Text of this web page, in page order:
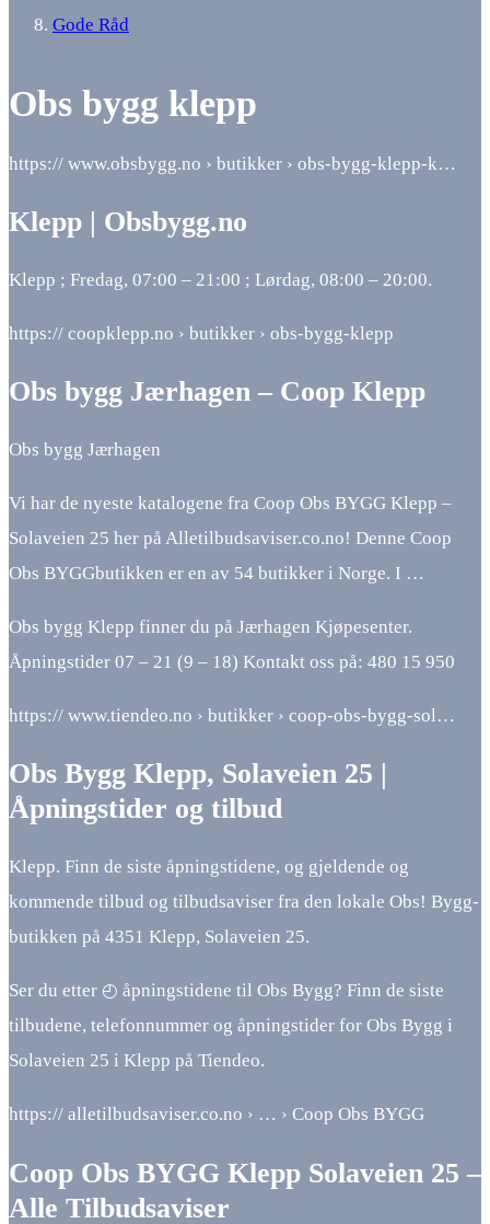
Gode Råd
Obs bygg klepp
https:// www.obsbygg.no › butikker › obs-bygg-klepp-k…
Klepp | Obsbygg.no
Klepp ; Fredag, 07:00 – 21:00 ; Lørdag, 08:00 – 20:00.
https:// coopklepp.no › butikker › obs-bygg-klepp
Obs bygg Jærhagen – Coop Klepp
Obs bygg Jærhagen
Vi har de nyeste katalogene fra Coop Obs BYGG Klepp –
Solaveien 25 her på Alletilbudsaviser.co.no! Denne Coop
Obs BYGGbutikken er en av 54 butikker i Norge. I …
Obs bygg Klepp finner du på Jærhagen Kjøpesenter.
Åpningstider 07 – 21 (9 – 18) Kontakt oss på: 480 15 950
https:// www.tiendeo.no › butikker › coop-obs-bygg-sol…
Obs Bygg Klepp, Solaveien 25 |
Åpningstider og tilbud
Klepp. Finn de siste åpningstidene, og gjeldende og
kommende tilbud og tilbudsaviser fra den lokale Obs! Bygg-
butikken på 4351 Klepp, Solaveien 25.
Ser du etter ◴ åpningstidene til Obs Bygg? Finn de siste
tilbudene, telefonnummer og åpningstider for Obs Bygg i
Solaveien 25 i Klepp på Tiendeo.
https:// alletilbudsaviser.co.no › … › Coop Obs BYGG
Coop Obs BYGG Klepp Solaveien 25 –
Alle Tilbudsaviser